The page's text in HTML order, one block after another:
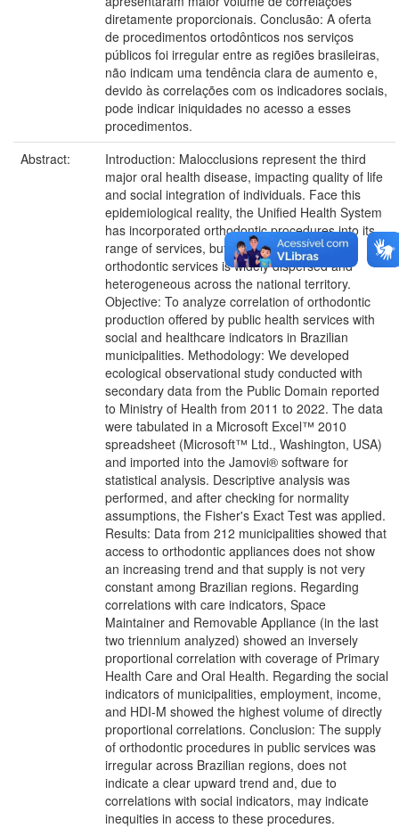
diretamente proporcionais. Conclusão: A oferta
de procedimentos ortodônticos nos serviços
públicos foi irregular entre as regiões brasileiras,
não indicam uma tendência clara de aumento e,
devido às correlações com os indicadores sociais,
pode indicar iniquidades no acesso a esses
procedimentos.
Abstract:
Introduction: Malocclusions represent the third
major oral health disease, impacting quality of life
and social integration of individuals. Face this
epidemiological reality, the Unified Health System
has incorporated orthodontic procedures into its
range of services, but it distribution of these
orthodontic services is widely dispersed and
heterogeneous across the national territory.
Objective: To analyze correlation of orthodontic
production offered by public health services with
social and healthcare indicators in Brazilian
municipalities. Methodology: We developed
ecological observational study conducted with
secondary data from the Public Domain reported
to Ministry of Health from 2011 to 2022. The data
were tabulated in a Microsoft Excel™ 2010
spreadsheet (Microsoft™ Ltd., Washington, USA)
and imported into the Jamovi® software for
statistical analysis. Descriptive analysis was
performed, and after checking for normality
assumptions, the Fisher's Exact Test was applied.
Results: Data from 212 municipalities showed that
access to orthodontic appliances does not show
an increasing trend and that supply is not very
constant among Brazilian regions. Regarding
correlations with care indicators, Space
Maintainer and Removable Appliance (in the last
two triennium analyzed) showed an inversely
proportional correlation with coverage of Primary
Health Care and Oral Health. Regarding the social
indicators of municipalities, employment, income,
and HDI-M showed the highest volume of directly
proportional correlations. Conclusion: The supply
of orthodontic procedures in public services was
irregular across Brazilian regions, does not
indicate a clear upward trend and, due to
correlations with social indicators, may indicate
inequities in access to these procedures.